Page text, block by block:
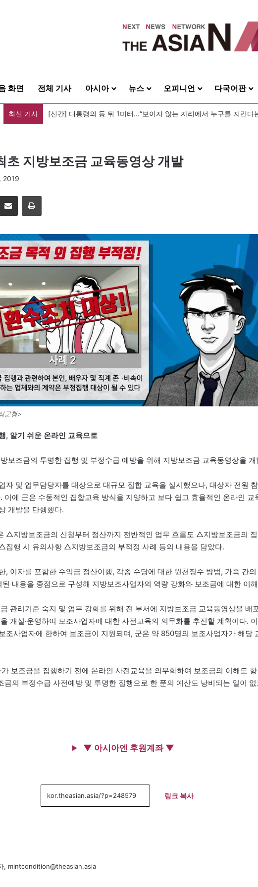
화면 전체 기사 아시아 뉴스 오피니언 다국어판
최신 기사 [신간] 대통령의 등 뒤 1미터…“보이지 않는 자리에서 누구를 지킨다
초 지방보조금 교육동영상 개발
2019
이메일
군청>
, 알기 쉬운 온라인 교육으로
보조금의 투명한 집행 및 부정수급 예방을 위해 지방보조금 교육동영상을
자 및 업무담당자를 대상으로 대규모 집합 교육을 실시했으나, 대상자 전원
이에 군은 수동적인 집합교육 방식을 지양하고 보다 쉽고 효율적인 온라인 교
개발을 단행했다.
△지방보조금의 신청부터 정산까지 전반적인 업무 흐름도 △지방보조금의
행 시 유의사항 △지방보조금의 부적정 사례 등의 내용을 담았다.
, 이자를 포함한 수익금 정산이행, 각종 수당에 대한 원천징수 방법, 가족 간
내용을 중점으로 구성해 지방보조사업자의 역량 강화와 보조금에 대한 이
관리기준 숙지 및 업무 강화를 위해 전 부서에 지방보조금 교육동영상을 배
개설·운영하여 보조사업자에 대한 사전교육의 의무화를 추진할 계획이다.
조사업자에 한하여 보조금이 지원되며, 군은 약 850명의 보조사업자가 해당
보조금을 집행하기 전에 온라인 사전교육을 의무화하여 보조금의 이해도
금의 부정수급 사전예방 및 투명한 집행으로 한 푼의 예산도 낭비되는 일이
▼ 아시아엔 후원계좌 ▼
링크 복사
, mintcondition@theasian.asia